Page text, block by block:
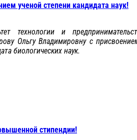
ученой степени кандидата наук!
технологии и
Ольгу Владимировну с
биологических наук.
стипендии!